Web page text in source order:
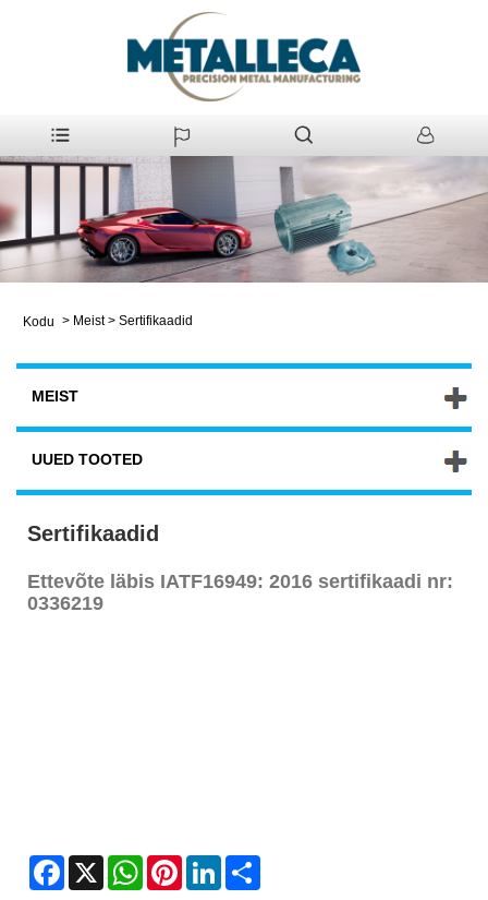
Kodu > Meist > Sertifikaadid
MEIST
UUED TOOTED
Sertifikaadid
Ettevõte läbis IATF16949: 2016 sertifikaadi nr:
0336219
Facebook
X WhatsAppPinterestLinkedIn